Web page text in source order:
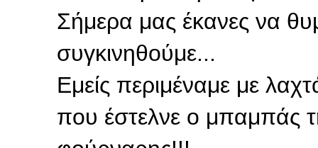
Σήμερα μας έκανες να
συγκινηθούμε...
Εμείς περιμέναμε με
που έστελνε ο μπαμπάς